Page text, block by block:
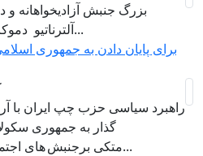
بزرگ جنبش آزادیخواهانه و
آلترناتیو دموکراتیک در سپهر سیاسی کشور...
برای پایان دادن به جمهوری
راهبرد سياسی حزب چپ ایران با
گذار به جمهوری
متکی برجنبش های اجتماعی، نهادهای مدنی و خیزش‌...